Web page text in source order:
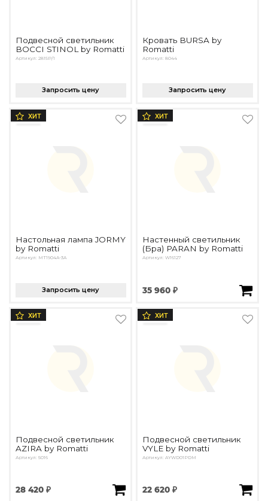
Подвесной светильник
BOCCI STINOL by Romatti
Артикул: 2815P/1
Запросить цену
Кровать BURSA by
Romatti
Артикул: 8044
Запросить цену
ХИТ
Настольная лампа JORMY
by Romatti
Артикул: MT1904A-3A
Запросить цену
ХИТ
Настенный светильник
(Бра) PARAN by Romatti
Артикул: W16127
35 960 ₽
ХИТ
Подвесной светильник
AZIRA by Romatti
Артикул: 5016
28 420 ₽
ХИТ
Подвесной светильник
VYLE by Romatti
Артикул: AYWD01PDM
22 620 ₽